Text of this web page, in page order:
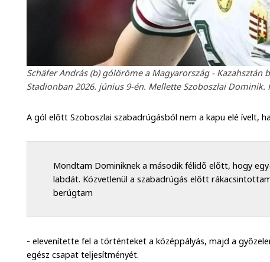
Schäfer András (b) gólöröme a Magyarország -
Stadionban 2026. június 9-én. Mellette Szoboszlai Dominik.
A gól előtt Szoboszlai szabadrúgásból nem a kapu elé ívelt,
Mondtam Dominiknek a második félidő előtt, hogy
labdát. Közvetlenül a szabadrúgás előtt
berúgtam
- elevenítette fel a történteket a középpályás, majd a
egész csapat teljesítményét.